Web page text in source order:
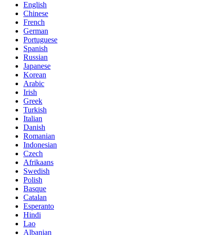
English
Chinese
French
German
Portuguese
Spanish
Russian
Japanese
Korean
Arabic
Irish
Greek
Turkish
Italian
Danish
Romanian
Indonesian
Czech
Afrikaans
Swedish
Polish
Basque
Catalan
Esperanto
Hindi
Lao
Albanian